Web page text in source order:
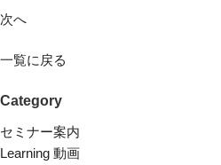
次へ
一覧に戻る
Category
セミナー案内
Learning 動画